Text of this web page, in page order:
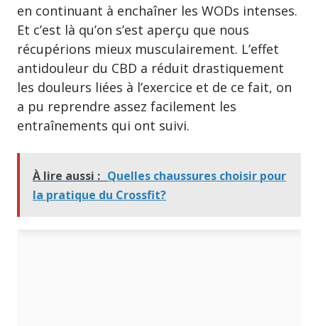
en continuant à enchaîner les WODs intenses.
Et c’est là qu’on s’est aperçu que nous
récupérions mieux musculairement. L’effet
antidouleur du CBD a réduit drastiquement
les douleurs liées à l’exercice et de ce fait, on
a pu reprendre assez facilement les
entraînements qui ont suivi.
À lire aussi : Quelles chaussures choisir pour
la pratique du Crossfit?